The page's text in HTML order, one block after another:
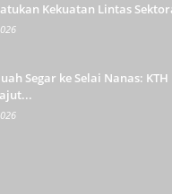
Kekuatan Lintas
Segar ke Selai Nanas: